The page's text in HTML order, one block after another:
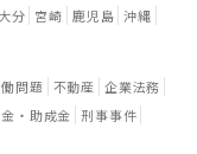
大分 宮崎 鹿児島 沖縄
問題 不動産 企業法務
・助成金 刑事事件